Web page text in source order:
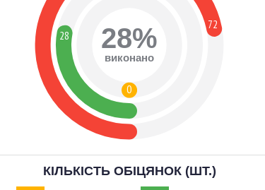
72
28
0
28%
виконано
КІЛЬКІСТЬ ОБІЦЯНОК (ШТ.)